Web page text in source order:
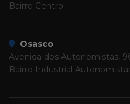
Bairro Centro
Osasco
Avenida dos Autonomistas,
Bairro Industrial